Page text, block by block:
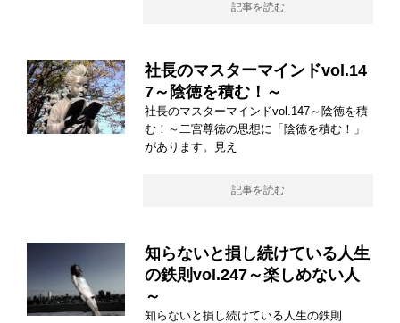
記事を読む
社長のマスターマインドvol.14
7～陰徳を積む！～
社長のマスターマインドvol.147～陰徳を積
む！～二宮尊徳の思想に「陰徳を積む！」
があります。見え
記事を読む
知らないと損し続けている人生
の鉄則vol.247～楽しめない人
～
知らないと損し続けている人生の鉄則